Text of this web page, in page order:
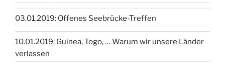
03.01.2019: Offenes Seebrücke-Treffen
10.01.2019: Guinea, Togo, … Warum wir unsere Länder
verlassen